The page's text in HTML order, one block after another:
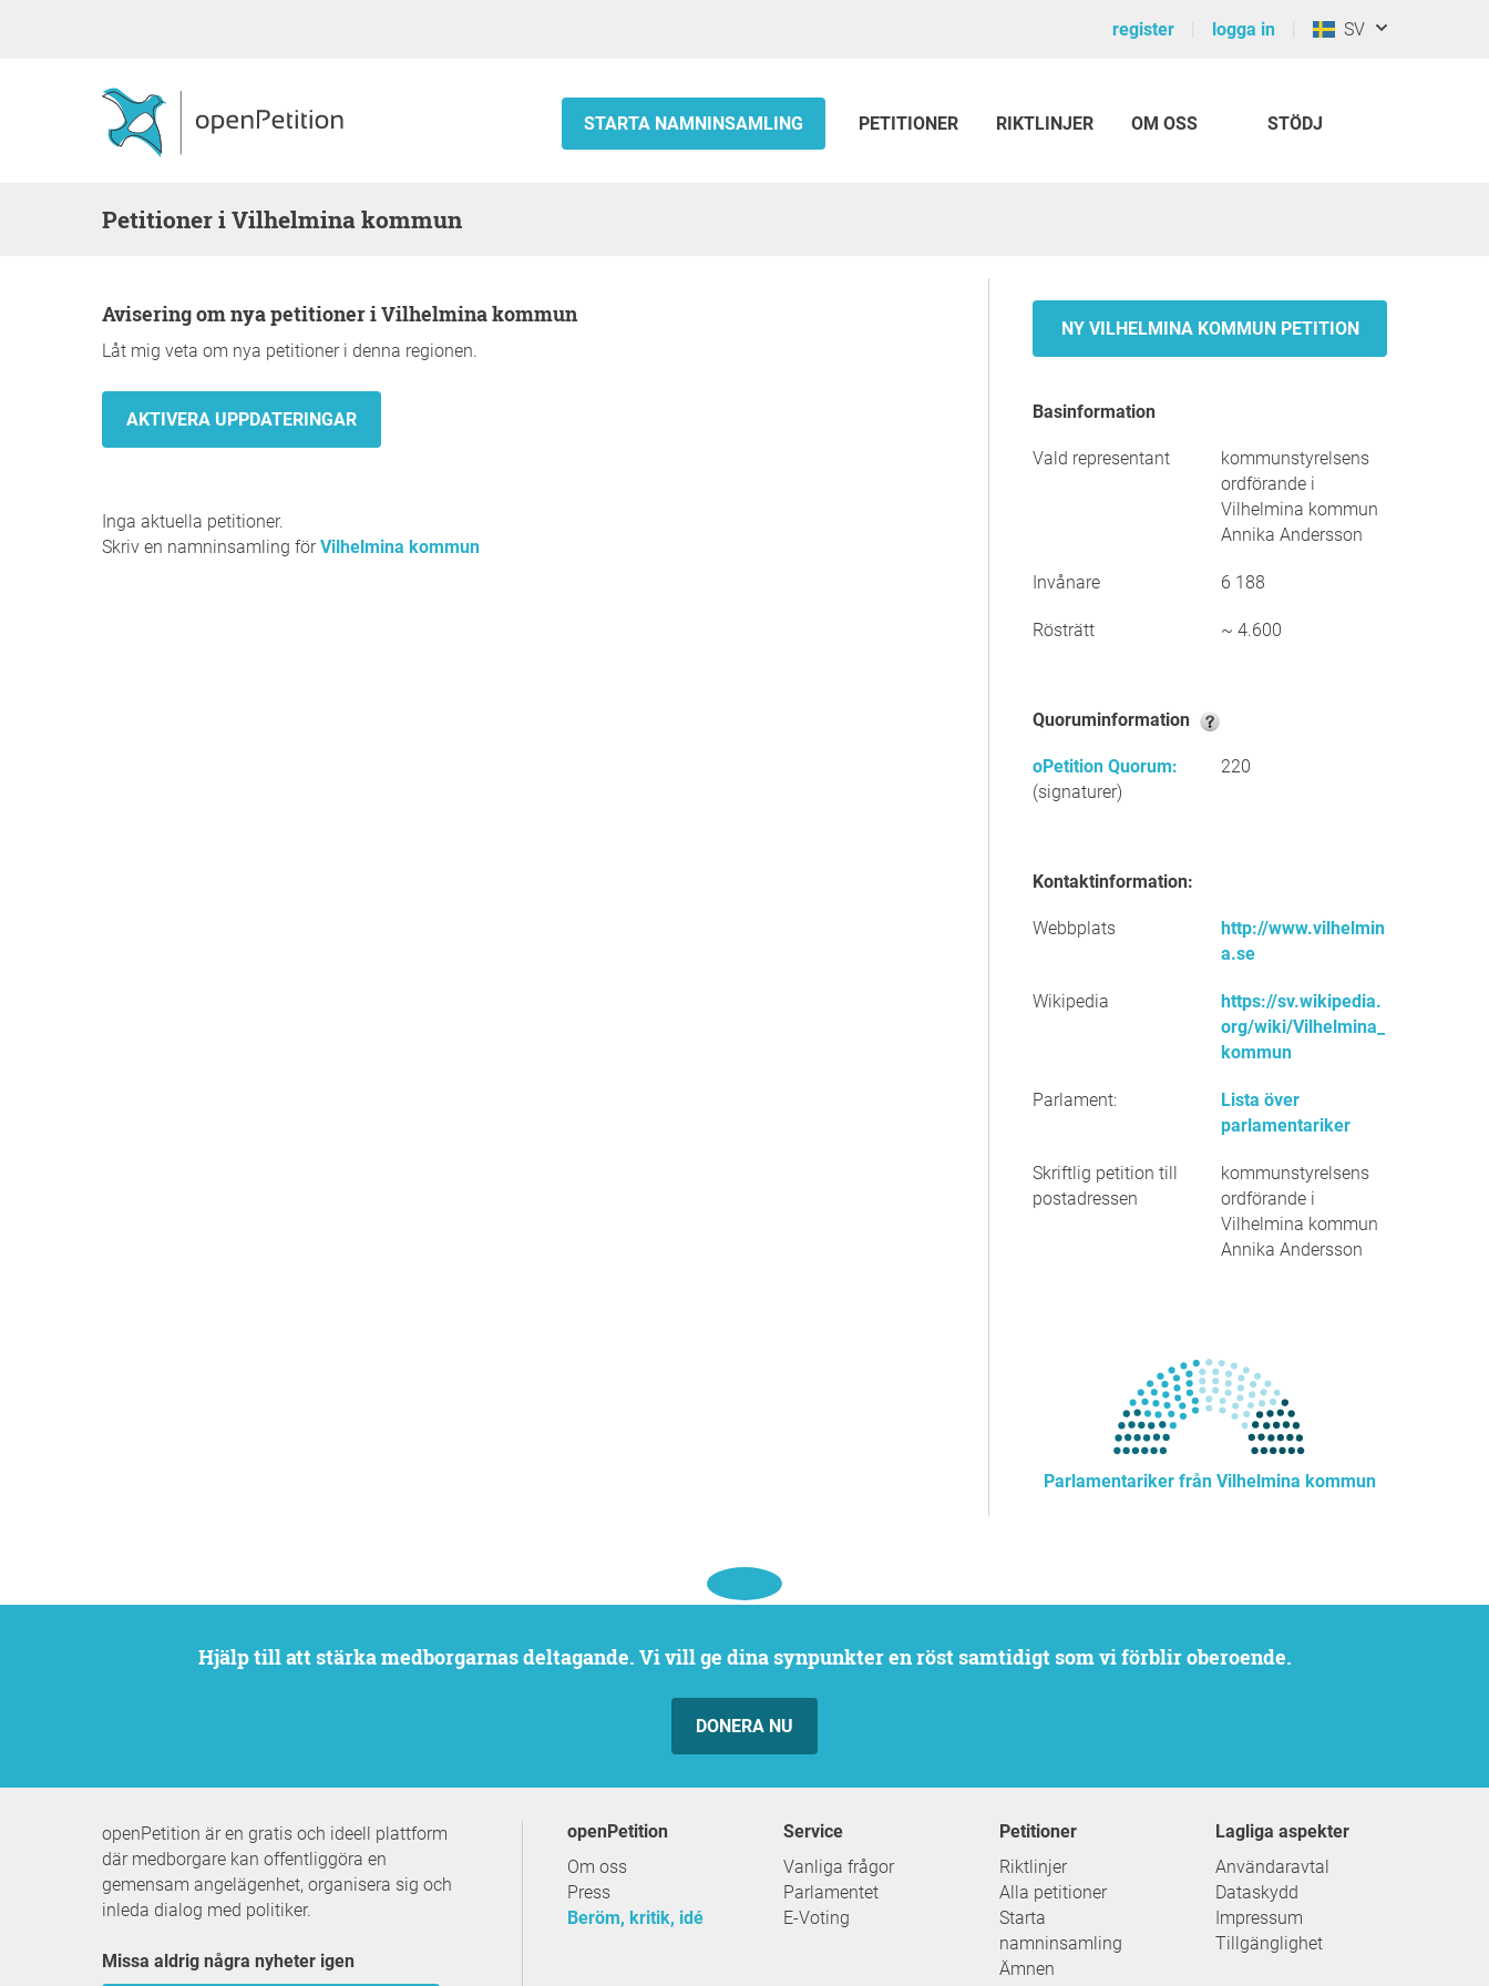
register logga in SV
STARTA NAMNINSAMLING PETITIONER RIKTLINJER OM OSS STÖDJ
Petitioner i Vilhelmina kommun
Avisering om nya petitioner i Vilhelmina kommun
Låt mig veta om nya petitioner i denna regionen.
Inga aktuella petitioner.
Skriv en namninsamling förVilhelmina kommun
NY VILHELMINA KOMMUN PETITION
Basinformation
Vald representant
kommunstyrelsens
ordförande i
Vilhelmina kommun
Annika Andersson
Invånare 6 188
Rösträtt ~ 4.600
Quoruminformation
oPetition Quorum:
(signaturer)
220
Kontaktinformation:
Webbplats
http://www.vilhelmin
a.se
Wikipedia
https://sv.wikipedia.
org/wiki/Vilhelmina_
kommun
Parlament:
Lista över
parlamentariker
Skriftlig petition till
postadressen
kommunstyrelsens
ordförande i
Vilhelmina kommun
Annika Andersson
Parlamentariker från Vilhelmina kommun
Hjälp till att stärka medborgarnas deltagande. Vi vill ge dina synpunkter en röst samtidigt som vi förblir oberoende.
DONERA NU
openPetition är en gratis och ideell plattform
där medborgare kan offentliggöra en
gemensam angelägenhet, organisera sig och
inleda dialog med politiker.
Missa aldrig några nyheter igen
openPetition
Om oss
Press
Beröm, kritik, idé
service
Vanliga frågor
Parlamentet
E-Voting
Petitioner
Riktlinjer
Alla petitioner
Starta
namninsamling
Ämnen
Lagliga aspekter
Användaravtal
Dataskydd
Impressum
Tillgänglighet